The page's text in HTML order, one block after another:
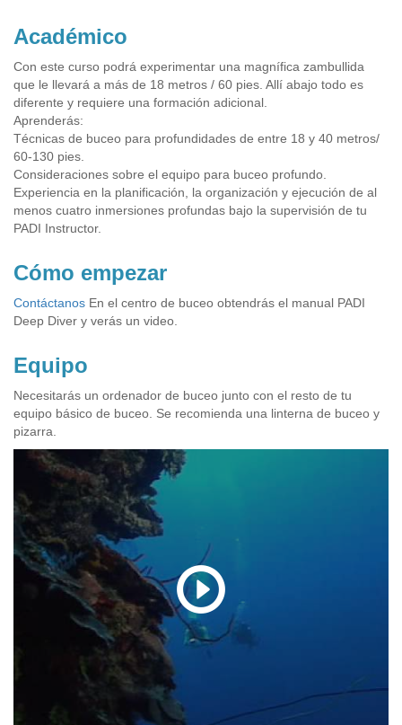
Académico
Con este curso podrá experimentar una magnífica zambullida
que le llevará a más de 18 metros / 60 pies. Allí abajo todo es
diferente y requiere una formación adicional.
Aprenderás:
Técnicas de buceo para profundidades de entre 18 y 40 metros/
60-130 pies.
Consideraciones sobre el equipo para buceo profundo.
Experiencia en la planificación, la organización y ejecución de al
menos cuatro inmersiones profundas bajo la supervisión de tu
PADI Instructor.
Cómo empezar
Contáctanos En el centro de buceo obtendrás el manual PADI
Deep Diver y verás un video.
Equipo
Necesitarás un ordenador de buceo junto con el resto de tu
equipo básico de buceo. Se recomienda una linterna de buceo y
pizarra.